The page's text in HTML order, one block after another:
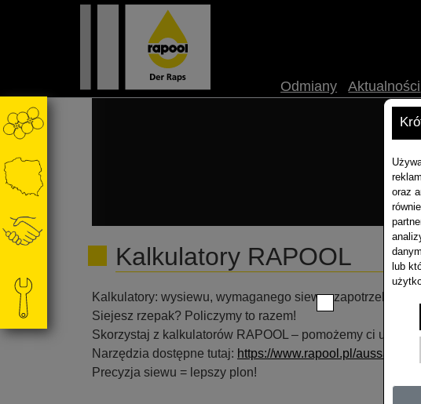
oraz
lub
Odmiany Aktualności
Kalkulatory RAPOOL
Kalkulatory: wysiewu, wymaganego siewu,
Siejesz rzepak? Policzymy to razem!
Skorzystaj z kalkulatorów RAPOOL – pomożemy ci
Narzędzia dostępne tutaj: https://www.rapool.pl/aussaat
Precyzja siewu = lepszy plon!